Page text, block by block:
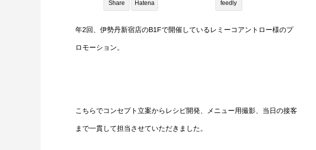
Share Hatena feedly
年2回、伊勢丹新宿店のB1Fで開催しているレミーコアントロー様のプ
ロモーション。
こちらでコンセプト立案からレシピ開発、メニュー用撮影、当日の接客
まで一貫して担当させていただきました。